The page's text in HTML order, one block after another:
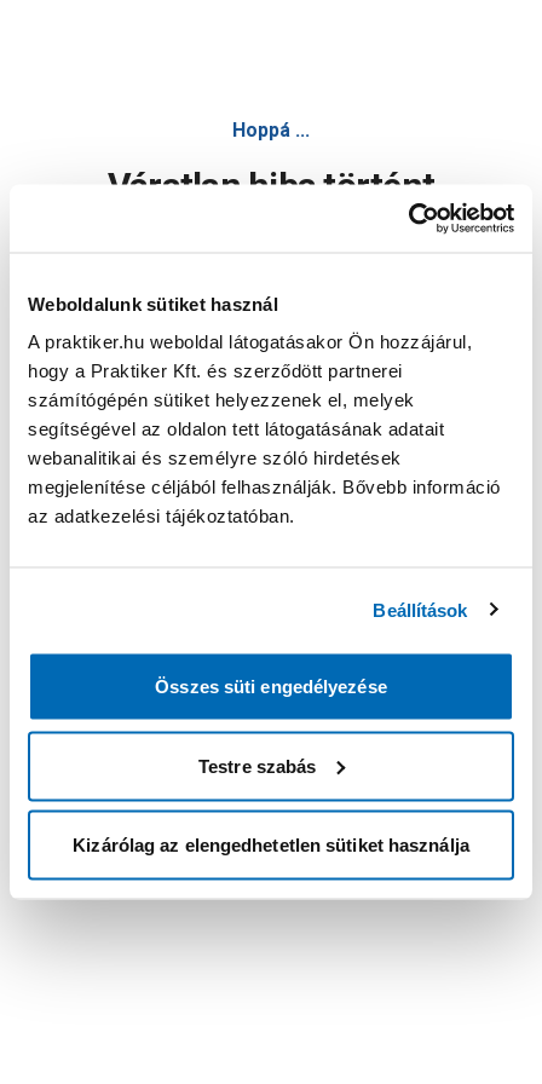
Weboldalunk sütiket használ
A praktiker.hu weboldal látogatásakor Ön hozzájárul,
hogy a Praktiker Kft. és szerződött partnerei
számítógépén sütiket helyezzenek el, melyek
segítségével az oldalon tett látogatásának adatait
webanalitikai és személyre szóló hirdetések
megjelenítése céljából felhasználják. Bővebb információ
az adatkezelési tájékoztatóban.
Beállítások
Összes süti engedélyezése
Testre szabás
Kizárólag az elengedhetetlen sütiket használja
Hoppá ...
Váratlan hiba történt
Oldal újratöltése